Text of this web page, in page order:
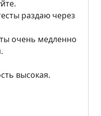
раздаю через
очень медленно
высокая.